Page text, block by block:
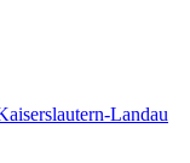
Landau